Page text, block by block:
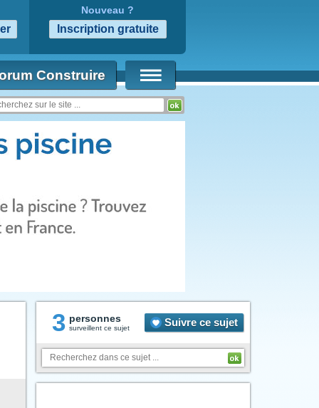
Nouveau ?
Construire
3 personnes
surveillent ce sujet Suivre ce sujet